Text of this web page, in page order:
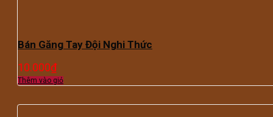
Bán Găng Tay Đội Nghi Thức
10.000₫
Thêm vào giỏ